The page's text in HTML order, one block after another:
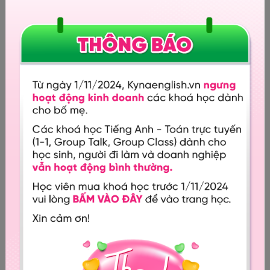
Đánh giá (2)
Nguyễn Thị Mỹ Linh
Học phí quá rẻ, thông tin thật sự hữu ích.
Phù hợp cho cha mẹ thích phương pháp này nhưng
2 sao
0%
1 sao
0%